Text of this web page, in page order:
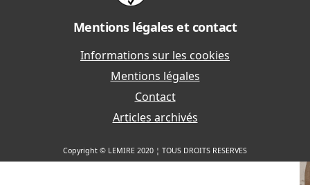
Mentions légales et contact
Informations sur les cookies
Mentions légales
Contact
Articles archivés
Copyright © LEMIRE 2020 ¦ TOUS DROITS RESERVES